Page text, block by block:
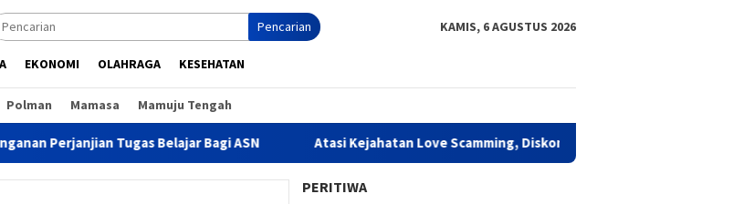
Pencarian KAMIS, 6 AGUSTUS 2026
EKONOMI OLAHRAGA KESEHATAN
Polman Mamasa Mamuju Tengah
Tugas Belajar Bagi ASN Atasi Kejahatan Love Scamming, Diskominfo Sulbar Perkuat Literasi Digital
PERITIWA